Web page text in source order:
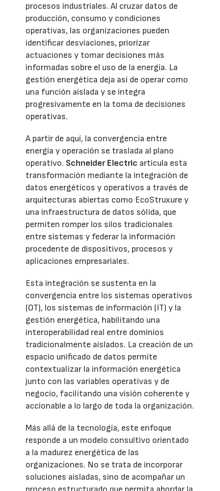
procesos industriales. Al cruzar datos de
producción, consumo y condiciones
operativas, las organizaciones pueden
identificar desviaciones, priorizar
actuaciones y tomar decisiones más
informadas sobre el uso de la energía. La
gestión energética deja así de operar como
una función aislada y se integra
progresivamente en la toma de decisiones
operativas.
A partir de aquí, la convergencia entre
energía y operación se traslada al plano
operativo. Schneider Electric articula esta
transformación mediante la integración de
datos energéticos y operativos a través de
arquitecturas abiertas como EcoStruxure y
una infraestructura de datos sólida, que
permiten romper los silos tradicionales
entre sistemas y federar la información
procedente de dispositivos, procesos y
aplicaciones empresariales.
Esta integración se sustenta en la
convergencia entre los sistemas operativos
(OT), los sistemas de información (IT) y la
gestión energética, habilitando una
interoperabilidad real entre dominios
tradicionalmente aislados. La creación de un
espacio unificado de datos permite
contextualizar la información energética
junto con las variables operativas y de
negocio, facilitando una visión coherente y
accionable a lo largo de toda la organización.
Más allá de la tecnología, este enfoque
responde a un modelo consultivo orientado
a la madurez energética de las
organizaciones. No se trata de incorporar
soluciones aisladas, sino de acompañar un